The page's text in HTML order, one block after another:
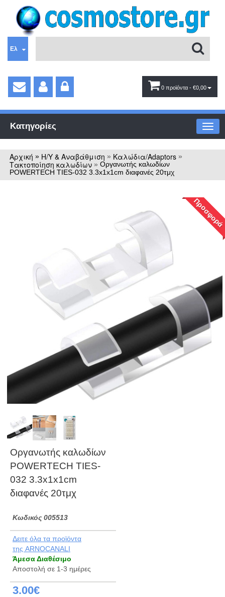
Ελ
0 προϊόντα - €0,00
Κατηγορίες
Αρχική » Η/Υ & Αναβάθμιση » Καλώδια/Adaptors »
Τακτοποίηση καλωδίων » Οργανωτής καλωδίων
POWERTECH TIES-032 3.3x1x1cm διαφανές 20τμχ
Προσφορά
Οργανωτής καλωδίων
POWERTECH TIES-
032 3.3x1x1cm
διαφανές 20τμχ
Kωδικός 005513
Δειτε όλα τα προϊόντα
της ARNOCANALI
Άμεσα Διαθέσιμο
Αποστολή σε 1-3 ημέρες
3.00€